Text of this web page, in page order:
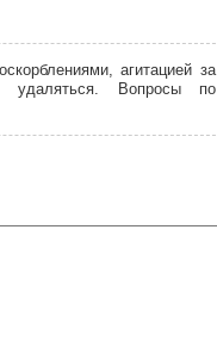
агитацией за
удаляться. Вопросы по